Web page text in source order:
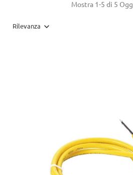
Rilevanza
Mostra 1-5 di 5